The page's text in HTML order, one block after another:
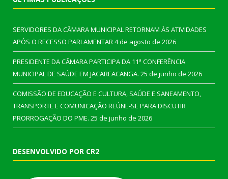
SERVIDORES DA CÂMARA MUNICIPAL RETORNAM ÀS ATIVIDADES
APÓS O RECESSO PARLAMENTAR4 de agosto de 2026
PRESIDENTE DA CÂMARA PARTICIPA DA 11ª CONFERÊNCIA
MUNICIPAL DE SAÚDE EM JACAREACANGA. 25 de junho de 2026
COMISSÃO DE EDUCAÇÃO E CULTURA, SAÚDE E SANEAMENTO,
TRANSPORTE E COMUNICAÇÃO REÚNE-SE PARA DISCUTIR
PRORROGAÇÃO DO PME. 25 de junho de 2026
DESENVOLVIDO POR CR2